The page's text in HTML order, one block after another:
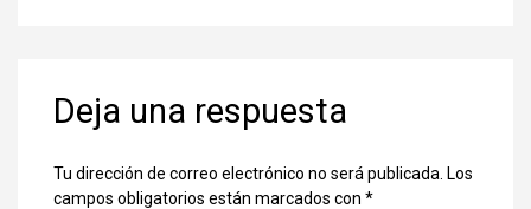
Deja una respuesta
Tu dirección de correo electrónico no será publicada. Los
campos obligatorios están marcados con *